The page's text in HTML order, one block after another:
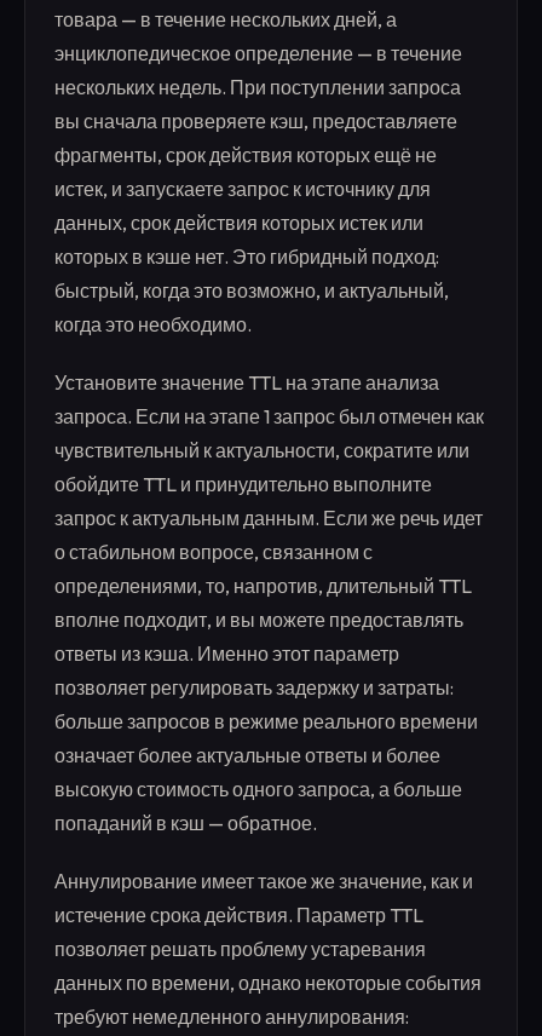
товара — в течение нескольких дней, а
энциклопедическое определение — в течение
нескольких недель. При поступлении запроса
вы сначала проверяете кэш, предоставляете
фрагменты, срок действия которых ещё не
истек, и запускаете запрос к источнику для
данных, срок действия которых истек или
которых в кэше нет. Это гибридный подход:
быстрый, когда это возможно, и актуальный,
когда это необходимо.
Установите значение TTL на этапе анализа
запроса. Если на этапе 1 запрос был отмечен как
чувствительный к актуальности, сократите или
обойдите TTL и принудительно выполните
запрос к актуальным данным. Если же речь идет
о стабильном вопросе, связанном с
определениями, то, напротив, длительный TTL
вполне подходит, и вы можете предоставлять
ответы из кэша. Именно этот параметр
позволяет регулировать задержку и затраты:
больше запросов в режиме реального времени
означает более актуальные ответы и более
высокую стоимость одного запроса, а больше
попаданий в кэш — обратное.
Аннулирование имеет такое же значение, как и
истечение срока действия. Параметр TTL
позволяет решать проблему устаревания
данных по времени, однако некоторые события
требуют немедленного аннулирования: